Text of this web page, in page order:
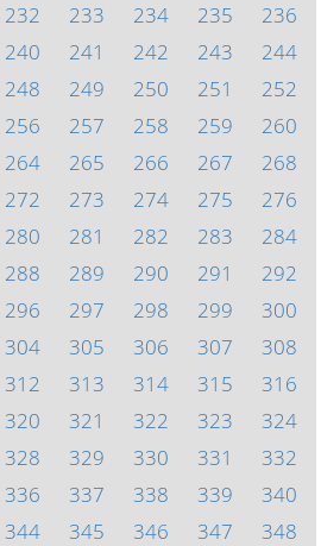
232 233 234 235
236
240 241 242 243
244
248 249 250 251
252
256 257 258 259
260
264 265 266 267
268
272 273 274 275
276
280 281 282 283
284
288 289 290 291
292
296 297 298 299
300
304 305 306 307
308
312 313 314 315
316
320 321 322 323
324
328 329 330 331
332
336 337 338 339
340
344 345 346 347 348